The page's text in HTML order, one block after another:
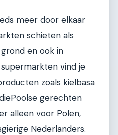
meer door elkaar
schieten als
en ook in
vind je
zoals kielbasa
gerechten
alleen voor Polen,
Nederlanders.